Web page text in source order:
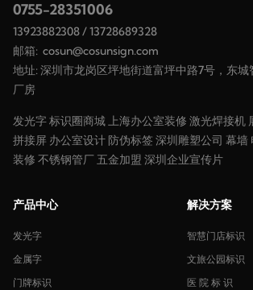
0755-28351006
13923882308/13728689328
邮箱: cosun@cosunsign.com
地址: 深圳市龙岗区坪地街道富坪中路7号，东城
厂房
发光字标识圈商城上海办公室装修 激光焊接机
拼接屏 办公室设计 防伪标签 深圳雕塑公司 幕墙
装修 不锈钢管厂 五金加盟 深圳企业宣传片
产品中心
发光字
金属字
门牌标识
解决方案
智慧门店标识
文旅公园标识
医 院 标 识